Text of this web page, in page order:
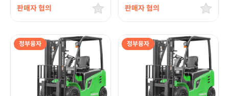
판매자 협의 판매자 협의
정부융자 정부융자